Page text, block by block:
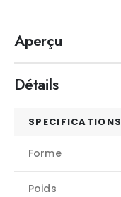
Aperçu
Détails
SPECIFICATIONS
Forme
Poids